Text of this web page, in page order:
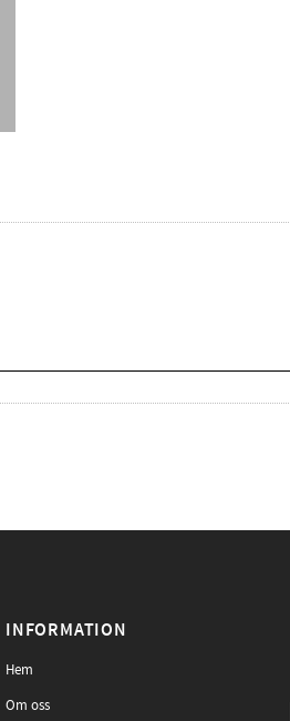
INFORMATION
Hem
Om oss